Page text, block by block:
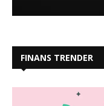
FINANS TRENDER